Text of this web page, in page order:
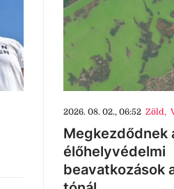
2026. 08. 02., 06:52 Zöld,
Megkezdődnek
élőhelyvédelmi
beavatkozások